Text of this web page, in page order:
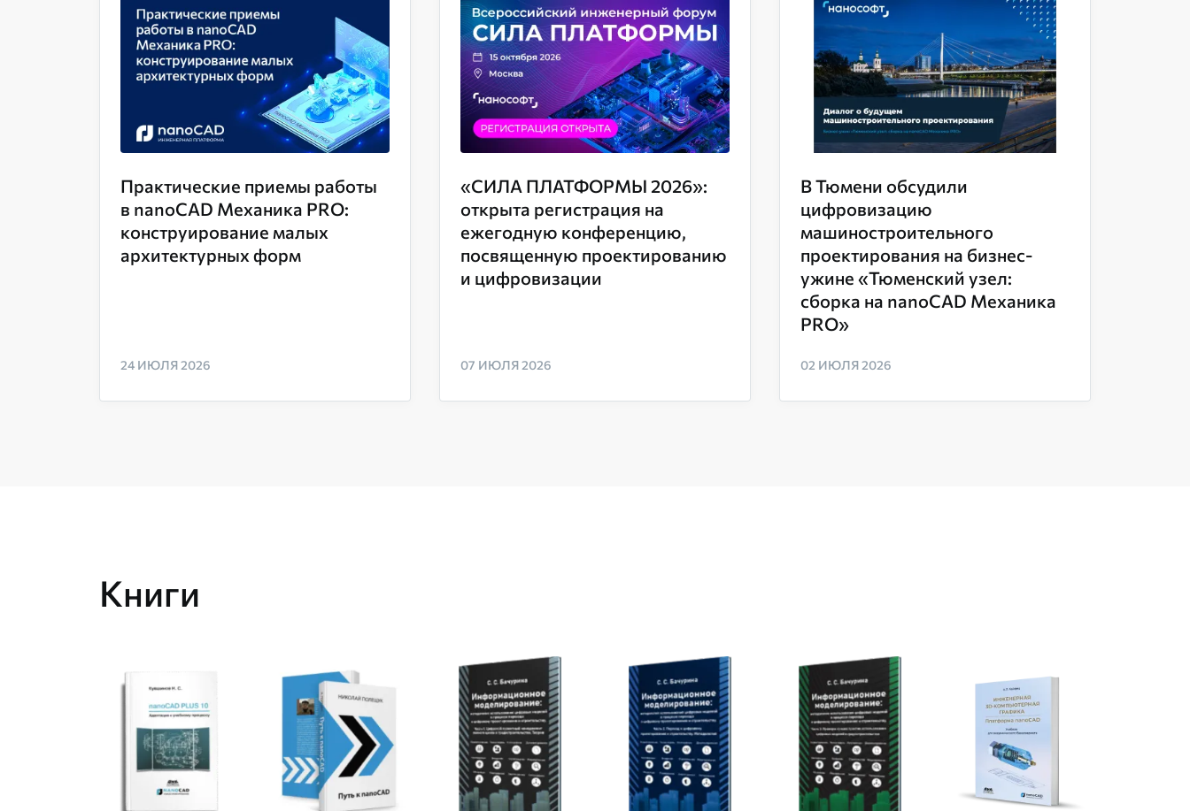
Практические приемы работы
в nanoCAD Механика PRO:
конструирование малых
архитектурных форм
24 ИЮЛЯ 2026
«СИЛА ПЛАТФОРМЫ 2026»:
открыта регистрация на
ежегодную конференцию,
посвященную проектированию
и цифровизации
07 ИЮЛЯ 2026
В Тюмени обсудили
цифровизацию
машиностроительного
проектирования на бизнес-
ужине «Тюменский узел:
сборка на nanoCAD Механика
PRO»
02 ИЮЛЯ 2026
Книги